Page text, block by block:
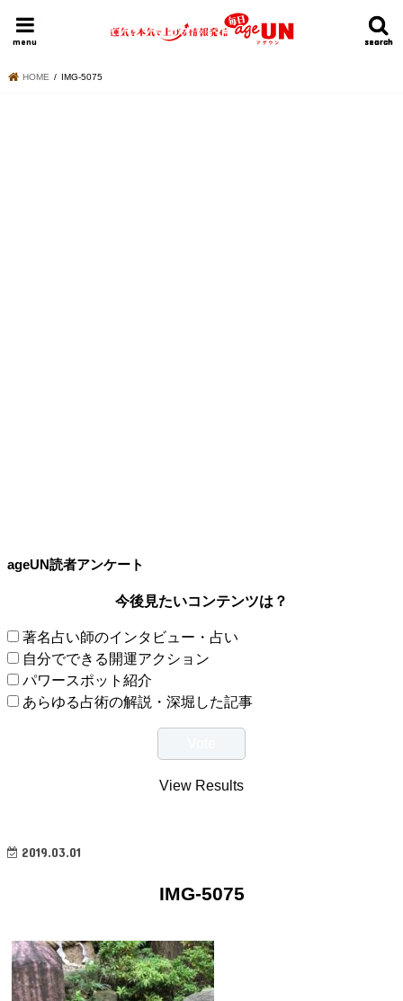
search
search
menu
HOME 明日の運勢ランキング 今週の運勢
HOME IMG-5075
ageUN読者アンケート
今後見たいコンテンツは？
著名占い師のインタビュー・占い
自分でできる開運アクション
パワースポット紹介
あらゆる占術の解説・深堀した記事
View Results
2019.03.01
IMG-5075